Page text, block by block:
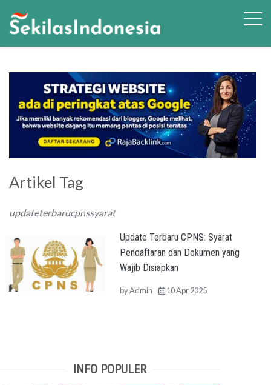
Artikel Tag
updateterbarucpnssyarat
Update Terbaru CPNS: Syarat
Pendaftaran dan Dokumen yang
Wajib Disiapkan
byAdmin 10 Apr 2025
INFO POPULER